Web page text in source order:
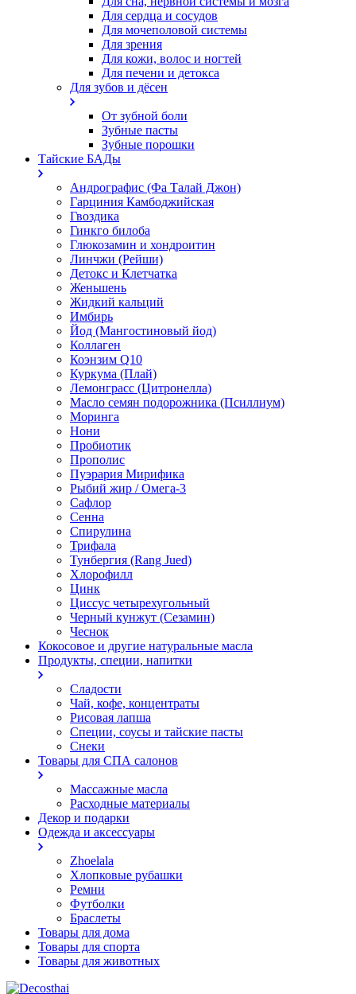
Для сердца и сосудов
Для мочеполовой системы
Для зрения
Для кожи, волос и ногтей
Для печени и детокса
Для зубов и дёсен
От зубной боли
Зубные пасты
Зубные порошки
Тайские БАДы
Андрографис (Фа Талай Джон)
Гарциния Камбоджийская
Гвоздика
Гинкго билоба
Глюкозамин и хондроитин
Линчжи (Рейши)
Детокс и Клетчатка
Женьшень
Жидкий кальций
Имбирь
Йод (Мангостиновый йод)
Коллаген
Коэнзим Q10
Куркума (Плай)
Лемонграсс (Цитронелла)
Масло семян подорожника (Псиллиум)
Моринга
Нони
Пробиотик
Прополис
Пуэрария Мирифика
Рыбий жир / Омега-3
Сафлор
Сенна
Спирулина
Трифала
Тунбергия (Rang Jued)
Хлорофилл
Цинк
Циссус четырехугольный
Черный кунжут (Сезамин)
Чеснок
Кокосовое и другие натуральные масла
Продукты, специи, напитки
Сладости
Чай, кофе, концентраты
Рисовая лапша
Специи, соусы и тайские пасты
Снеки
Товары для СПА салонов
Массажные масла
Расходные материалы
Декор и подарки
Одежда и аксессуары
Zhoelala
Хлопковые рубашки
Ремни
Футболки
Браслеты
Товары для дома
Товары для спорта
Товары для животных